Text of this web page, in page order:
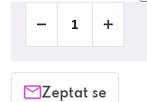
Zeptat se